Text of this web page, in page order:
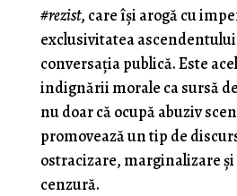
#rezist, care îşi arogă cu
exclusivitatea
conversaţia publică. Este
indignării morale ca sursă
nu doar că ocupă abuziv
promovează un tip de
ostracizare, marginalizare
cenzură.